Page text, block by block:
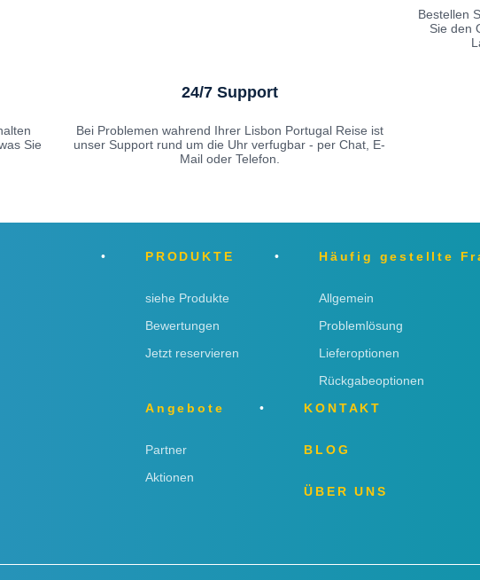
Bestellen
Sie den
Sie
24/7 Support
Bei Problemen wahrend Ihrer Lisbon Portugal Reise ist
unser Support rund um die Uhr verfugbar - per Chat, E-
Mail oder Telefon.
PRODUKTE
siehe Produkte
Bewertungen
Jetzt reservieren
Häufig gestellte
Allgemein
Problemlösung
Lieferoptionen
Rückgabeoptionen
Angebote
Partner
Aktionen
KONTAKT
BLOG
ÜBER UNS